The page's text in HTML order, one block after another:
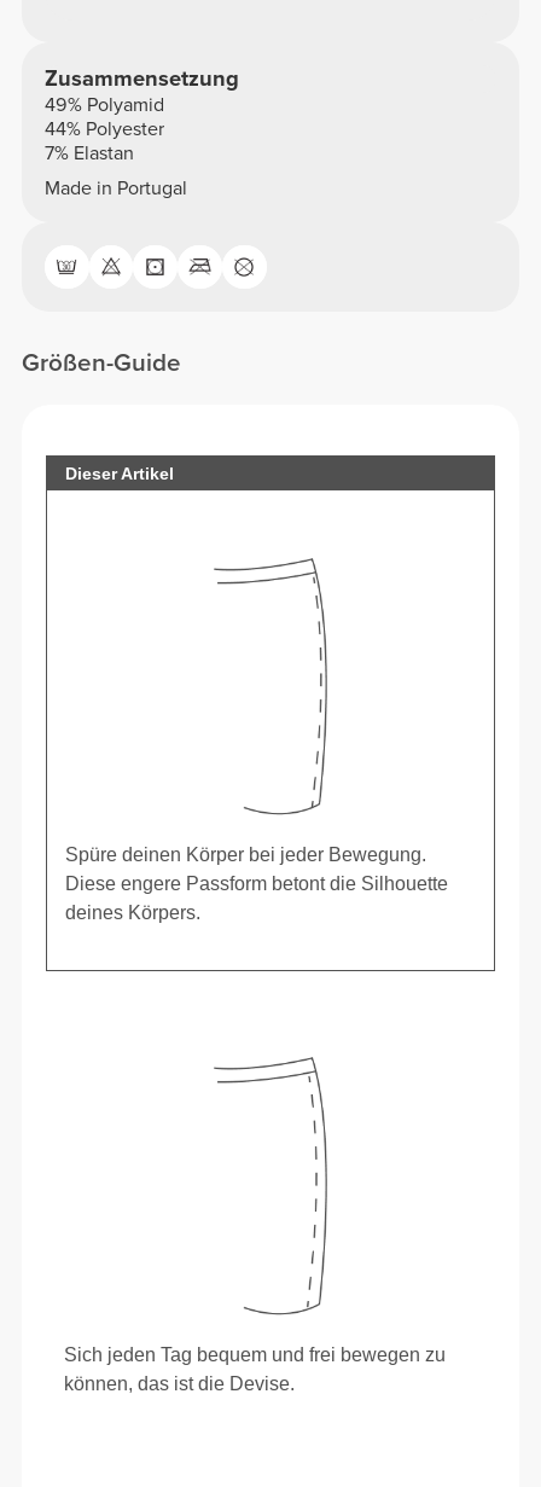
Zusammensetzung
49% Polyamid
44% Polyester
7% Elastan
Made in Portugal
Größen-Guide
Dieser Artikel
Spüre deinen Körper bei jeder Bewegung.
Diese engere Passform betont die Silhouette
deines Körpers.
Sich jeden Tag bequem und frei bewegen zu
können, das ist die Devise.